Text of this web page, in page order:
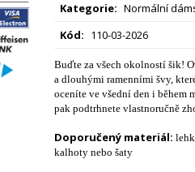
Kategorie: Normální
Kód: 110-03-2026
Buďte za všech okolností šik!
a dlouhými ramenními švy,
oceníte ve všední den i během
pak podtrhnete vlastnoručně
Doporučený materiál:
kalhoty nebo šaty